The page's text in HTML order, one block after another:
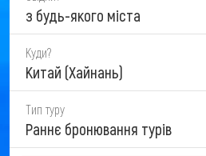
з будь-якого міста
Куди?
Китай (Хайнань)
Тип туру
Раннє бронювання турів